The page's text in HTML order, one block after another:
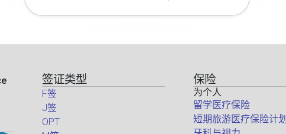
签证类型
F签
J签
OPT
保险
为个人
留学医疗保险
短期旅游医疗保险计划